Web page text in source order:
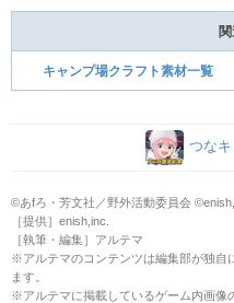
キャンプ場クラフト素材一覧
つな
©あfろ・芳文社／野外活動委員会
［提供］enish,inc.
［執筆・編集］アルテマ
※アルテマのコンテンツは編集部が独自
ます。
※アルテマに掲載しているゲーム内画像